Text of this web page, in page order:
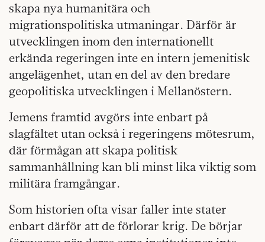
skapa nya humanitära och
migrationspolitiska utmaningar. Därför är
utvecklingen inom den internationellt
erkända regeringen inte en intern jemenitisk
angelägenhet, utan en del av den bredare
geopolitiska utvecklingen i Mellanöstern.
Jemens framtid avgörs inte enbart på
slagfältet utan också i regeringens mötesrum,
där förmågan att skapa politisk
sammanhållning kan bli minst lika viktig som
militära framgångar.
Som historien ofta visar faller inte stater
enbart därför att de förlorar krig. De börjar